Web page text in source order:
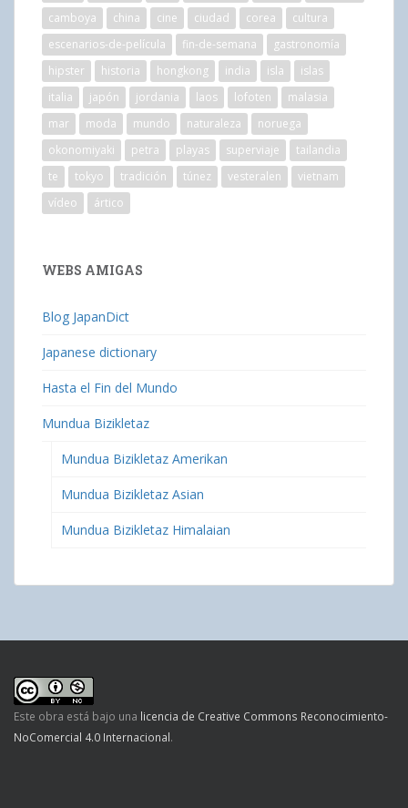
camboya
china cine ciudad corea
cultura
escenarios-de-película
fin-de-semana
gastronomía
hipster
historia hongkong india isla
islas
italia
japón jordania laos lofoten
malasia
mar
moda mundo naturaleza
noruega
okonomiyaki
petra playas superviaje
tailandia
te
tokyo tradición túnez vesteralen
vietnam
vídeo
ártico
WEBS AMIGAS
Blog JapanDict
Japanese dictionary
Hasta el Fin del Mundo
Mundua Bizikletaz
Mundua Bizikletaz Amerikan
Mundua Bizikletaz Asian
Mundua Bizikletaz Himalaian
Este obra está bajo una licencia de Creative Commons Reconocimiento-
NoComercial 4.0 Internacional.